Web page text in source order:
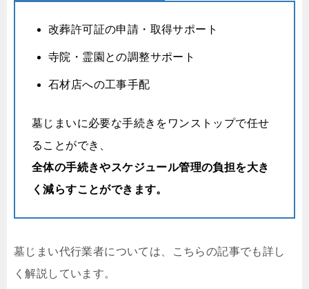
改葬許可証の申請・取得サポート
寺院・霊園との調整サポート
石材店への工事手配
墓じまいに必要な手続きをワンストップで任せ
ることができ、
全体の手続きやスケジュール管理の負担を大き
く減らすことができます。
墓じまい代行業者については、こちらの記事でも詳し
く解説しています。